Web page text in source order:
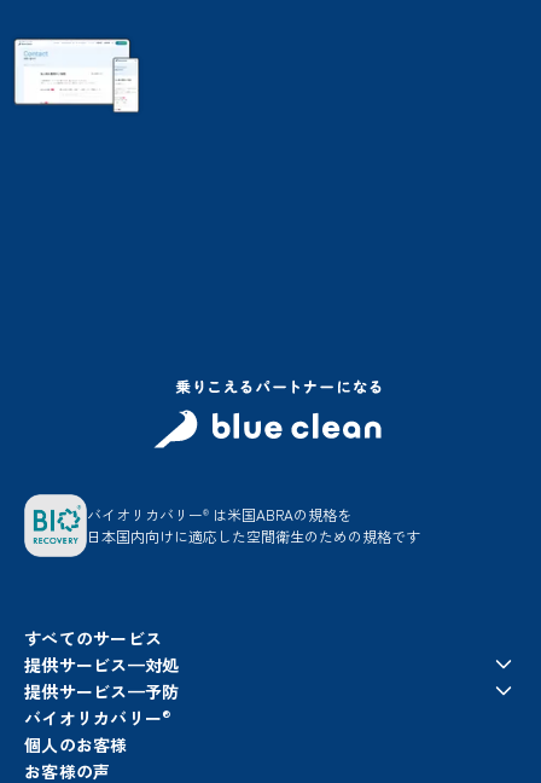
合わせ・ご相談
バイオリカバリー® は米国ABRAの規格を
日本国内向けに適応した空間衛生のための規格です
すべてのサービス
提供サービス—対処
提供サービス—予防
バイオリカバリー®
個人のお客様
お客様の声